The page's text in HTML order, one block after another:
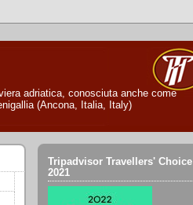
adriatica, conosciuta anche come
(Ancona, Italia, Italy)
Tripadvisor Travellers' Choice
2021